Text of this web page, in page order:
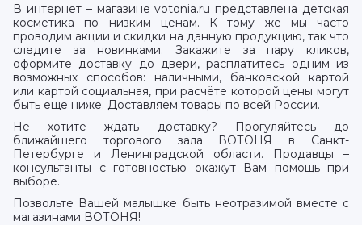
В интернет – магазине votonia.ru представлена детская
косметика по низким ценам. К тому же мы часто
проводим акции и скидки на данную продукцию, так что
следите за новинками. Закажите за пару кликов,
оформите доставку до двери, расплатитесь одним из
возможных способов: наличными, банковской картой
или картой социальная, при расчёте которой цены могут
быть еще ниже. Доставляем товары по всей России.
Не хотите ждать доставку? Прогуляйтесь до
ближайшего торгового зала ВОТОНЯ в Санкт-
Петербурге и Ленинградской области. Продавцы –
консультанты с готовностью окажут Вам помощь при
выборе.
Позвольте Вашей малышке быть неотразимой вместе с
магазинами ВОТОНЯ!